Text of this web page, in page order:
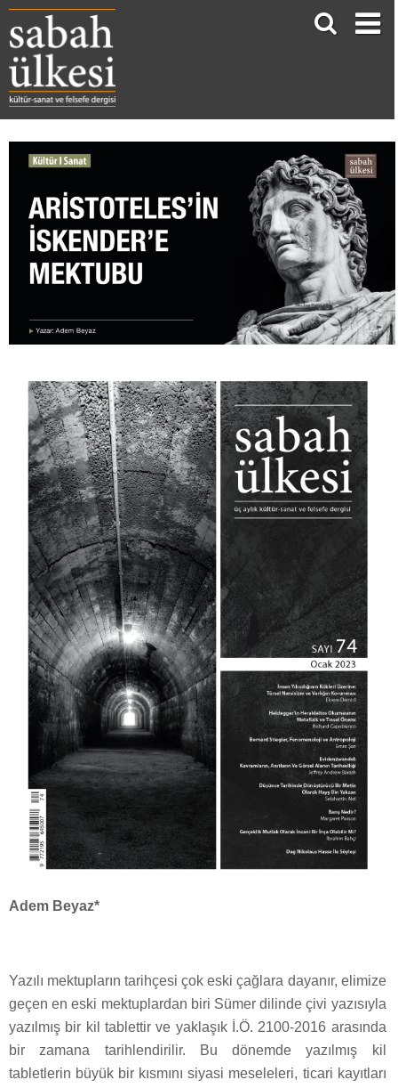
Adem Beyaz*
Yazılı mektupların tarihçesi çok eski çağlara dayanır, elimize
geçen en eski mektuplardan biri Sümer dilinde çivi yazısıyla
yazılmış bir kil tablettir ve yaklaşık İ.Ö. 2100-2016 arasında
bir zamana tarihlendirilir. Bu dönemde yazılmış kil
tabletlerin büyük bir kısmını siyasi meseleleri, ticari kayıtları